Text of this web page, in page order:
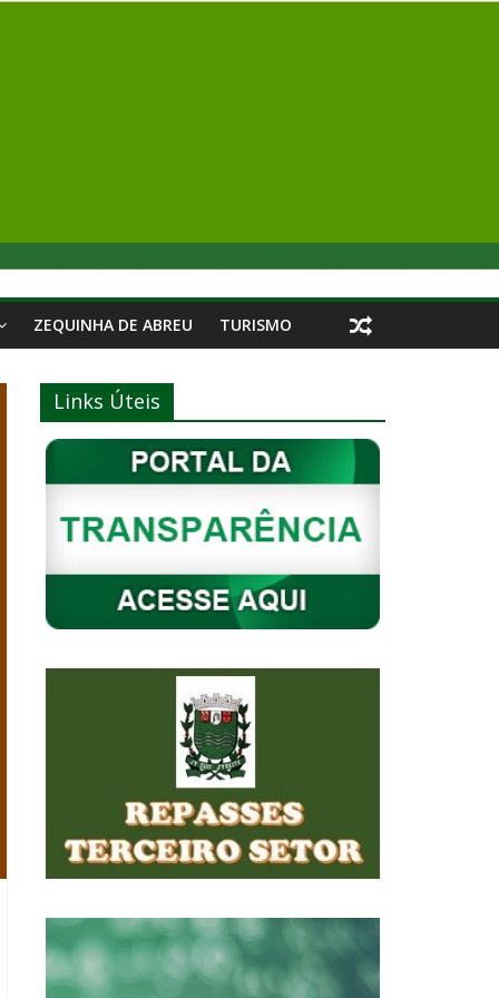
ZEQUINHA DE ABREU TURISMO
Links Úteis